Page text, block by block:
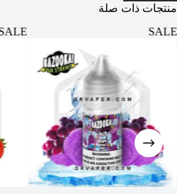
منتجات ذات صلة
SALE